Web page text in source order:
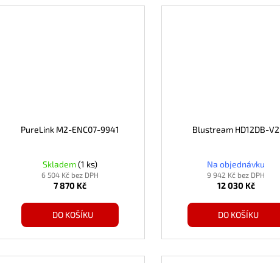
PureLink M2-ENC07-9941
Skladem(1 ks)
6 504 Kč bez DPH
7 870 Kč
DO KOŠÍKU
Blustream HD12DB-V2
Na objednávku
9 942 Kč bez DPH
12 030 Kč
DO KOŠÍKU